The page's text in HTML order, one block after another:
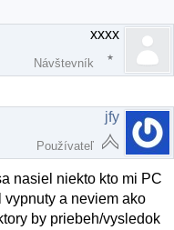
xxxx
Návštevník
jfy
Používateľ
nasiel niekto kto mi PC
vypnuty a neviem ako
by priebeh/vysledok